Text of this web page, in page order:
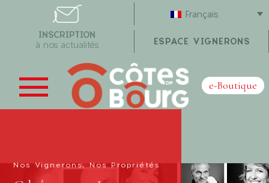
Français
ESPACE VIGNERONS
INSCRIPTION
à nos actualités
e-Boutique
Nos Vignerons, Nos Propriétés